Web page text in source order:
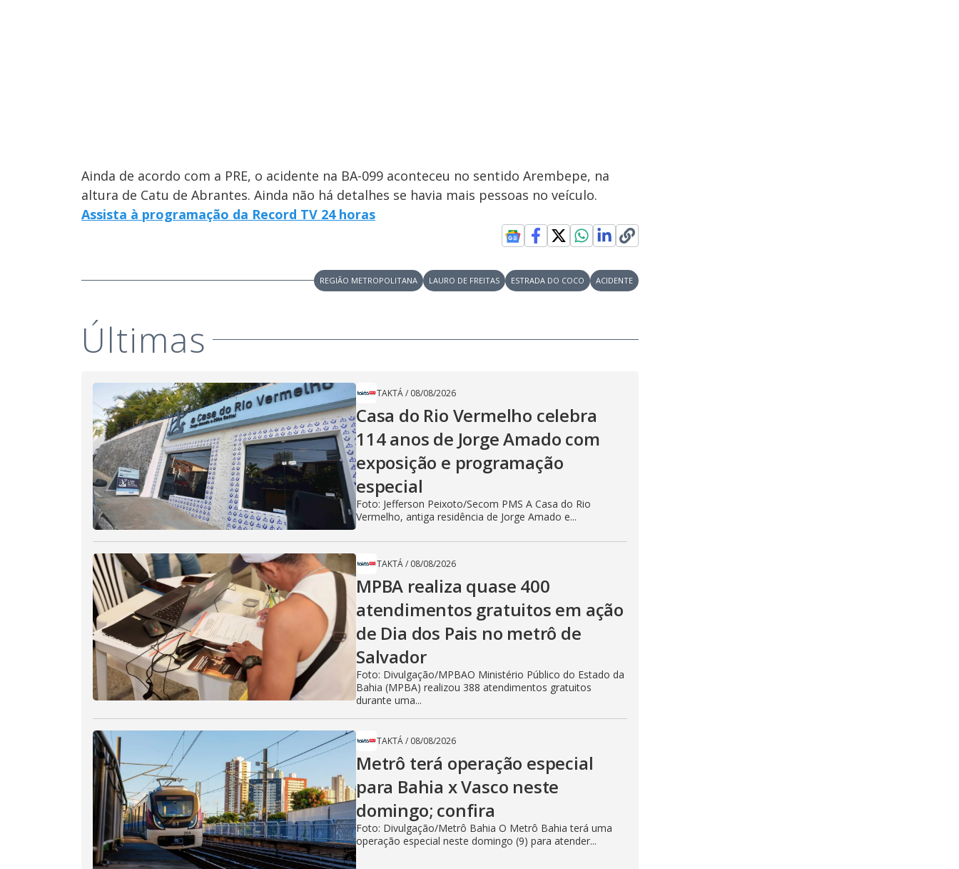
Ainda de acordo com a PRE, o acidente na BA-099 aconteceu no sentido Arembepe, na
altura de Catu de Abrantes. Ainda não há detalhes se havia mais pessoas no veículo.
Assista à programação da Record TV 24 horas
REGIÃO METROPOLITANA LAURO DE FREITAS ESTRADA DO COCO ACIDENTE
Últimas
TAKTÁ/ 08/08/2026
Casa do Rio Vermelho celebra
114 anos de Jorge Amado com
exposição e programação
especial
Foto: Jefferson Peixoto/Secom PMS A Casa do Rio
Vermelho, antiga residência de Jorge Amado e...
TAKTÁ/ 08/08/2026
MPBA realiza quase 400
atendimentos gratuitos em ação
de Dia dos Pais no metrô de
Salvador
Foto: Divulgação/MPBAO Ministério Público do Estado da
Bahia (MPBA) realizou 388 atendimentos gratuitos
durante uma...
TAKTÁ/ 08/08/2026
Metrô terá operação especial
para Bahia x Vasco neste
domingo; confira
Foto: Divulgação/Metrô Bahia O Metrô Bahia terá uma
operação especial neste domingo (9) para atender...